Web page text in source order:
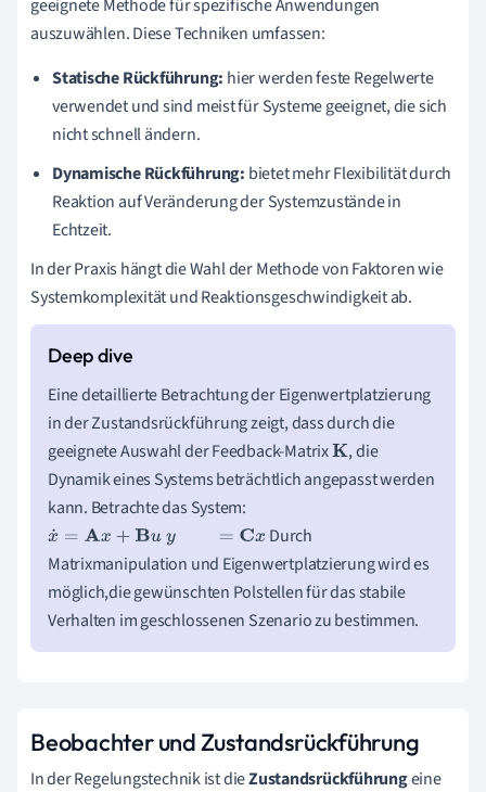
geeignete Methode für spezifische Anwendungen
auszuwählen. Diese Techniken umfassen:
Statische Rückführung: hier werden feste Regelwerte
verwendet und sind meist für Systeme geeignet, die sich
nicht schnell ändern.
Dynamische Rückführung: bietet mehr Flexibilität durch
Reaktion auf Veränderung der Systemzustände in
Echtzeit.
In der Praxis hängt die Wahl der Methode von Faktoren wie
Systemkomplexität und Reaktionsgeschwindigkeit ab.
Eine detaillierte Betrachtung der Eigenwertplatzierung
in der Zustandsrückführung zeigt, dass durch die
geeignete Auswahl der Feedback-MatrixK , die
Dynamik eines Systems beträchtlich angepasst werden
kann. Betrachte das System:
x˙ =A x+Buy=Cx
Durch
Matrixmanipulation und Eigenwertplatzierung wird es
möglich,die gewünschten Polstellen für das stabile
Verhalten im geschlossenen Szenario zu bestimmen.
Beobachter und Zustandsrückführung
In der Regelungstechnik ist dieZustandsrückführungeine